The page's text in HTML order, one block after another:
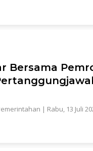
Bersama
| Rabu, 13 Juli